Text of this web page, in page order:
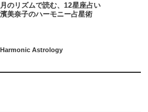
月のリズムで読む、12星座占い